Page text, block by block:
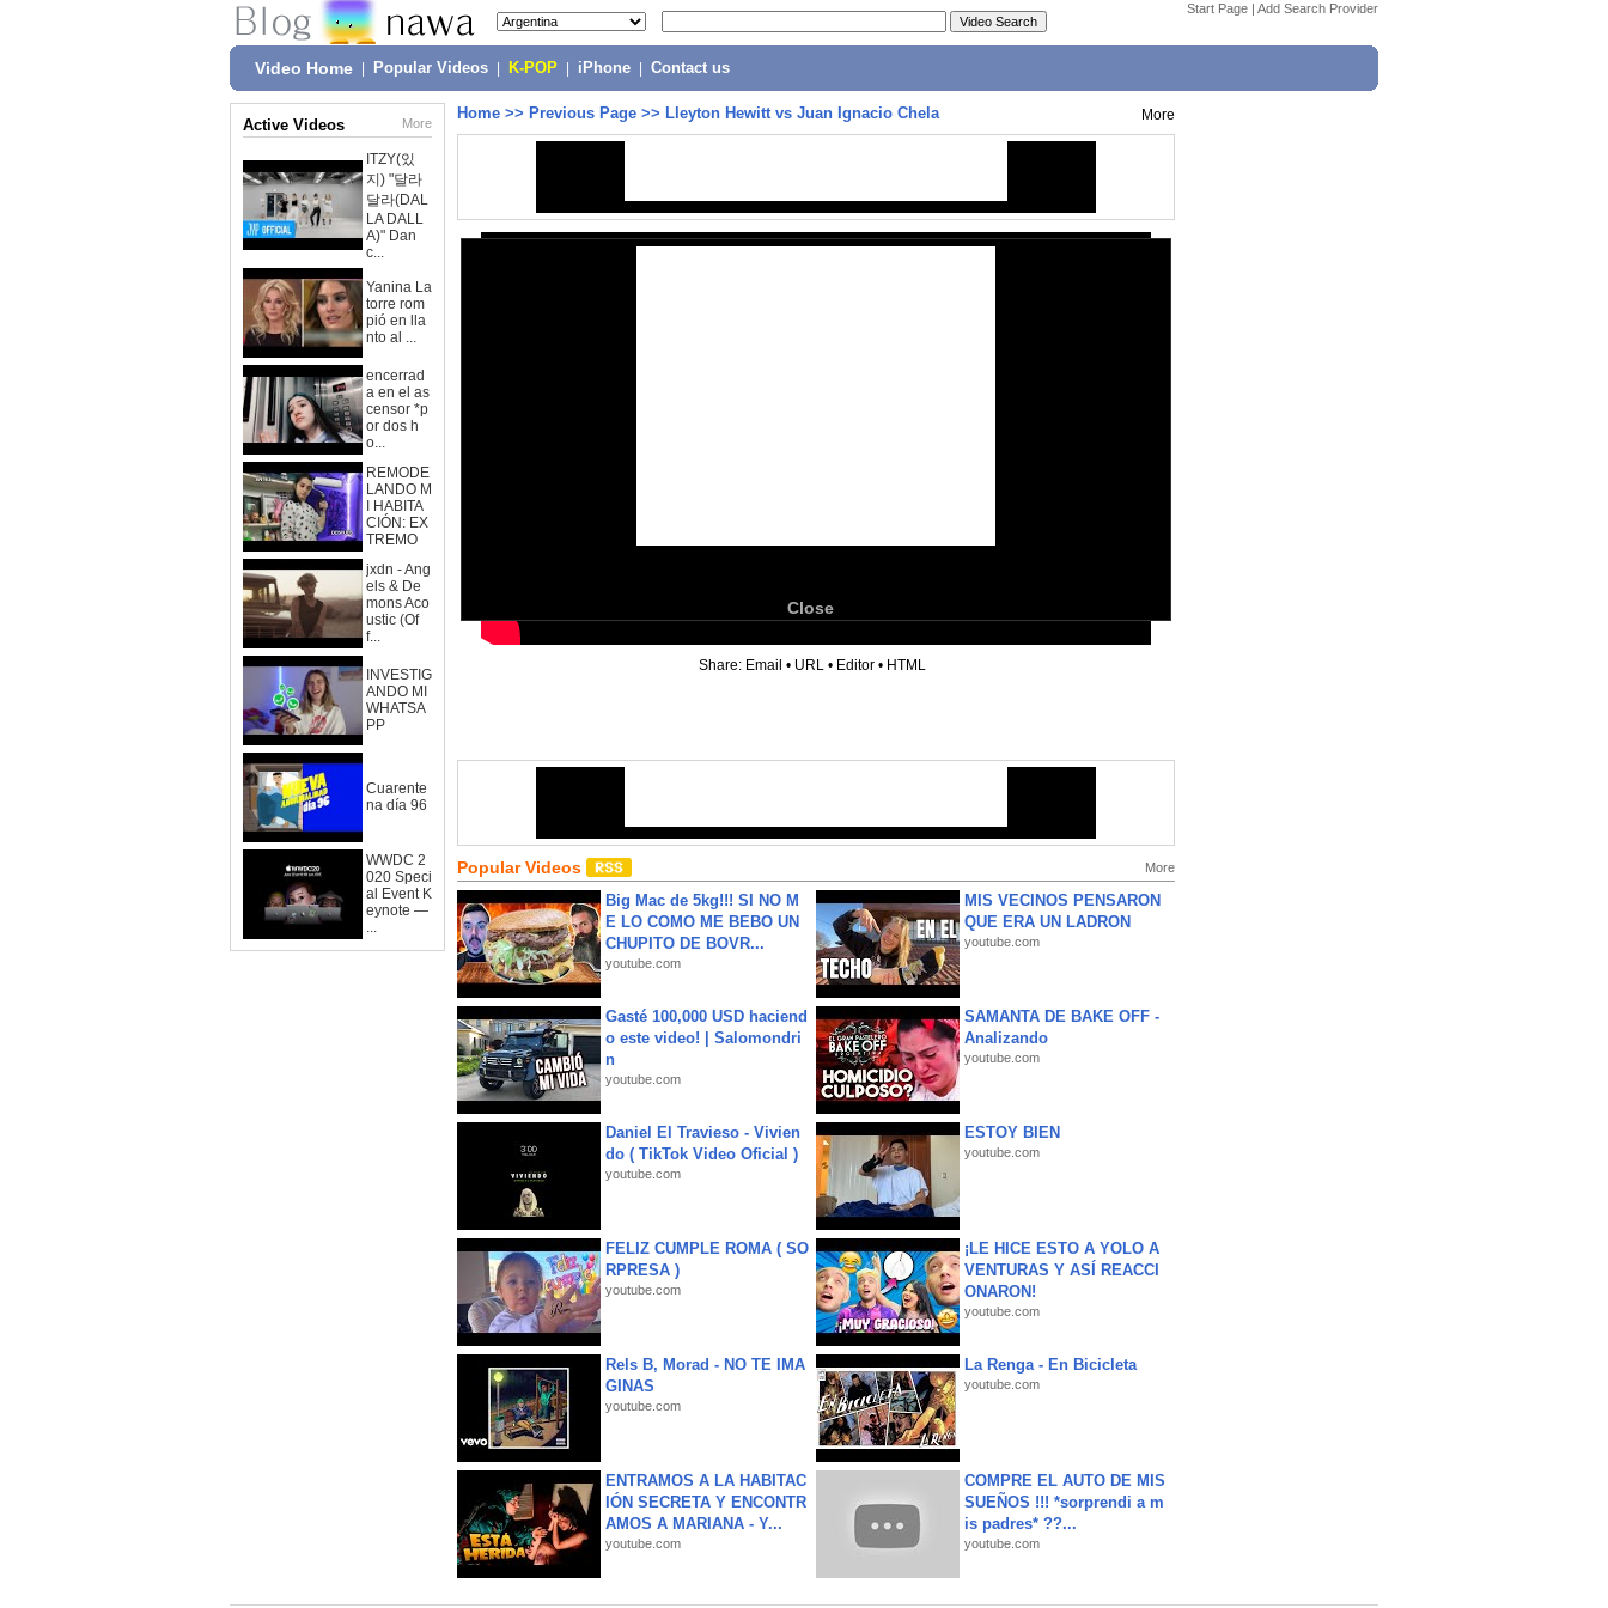
Start Page | Add Search Provider
Video Home Popular Videos K-POP iPhone Contact us
Active Videos More
ITZY(있
지) "달라
달라(DAL
LA DALL
A)" Dan
c...
Yanina La
torre rom
pió en lla
nto al ...
encerrad
a en el as
censor *p
or dos h
o...
REMODE
LANDO M
I HABITA
CIÓN: EX
TREMO
jxdn - Ang
els & De
mons Aco
ustic (Of
f...
INVESTIG
ANDO MI
WHATSA
PP
Cuarente
na día 96
WWDC 2
020 Speci
al Event K
eynote —
...
Home >> Previous Page >> Lleyton Hewitt vs Juan Ignacio Chela More
Close
Share: Email • URL • Editor • HTML
Popular Videos More
Big Mac de 5kg!!! SI NO M
E LO COMO ME BEBO UN
CHUPITO DE BOVR...
youtube.com
MIS VECINOS PENSARON
QUE ERA UN LADRON
youtube.com
Gasté 100,000 USD haciend
o este video! | Salomondri
n
youtube.com
SAMANTA DE BAKE OFF -
Analizando
youtube.com
Daniel El Travieso - Vivien
do ( TikTok Video Oficial )
youtube.com
ESTOY BIEN
youtube.com
FELIZ CUMPLE ROMA ( SO
RPRESA )
youtube.com
¡LE HICE ESTO A YOLO A
VENTURAS Y ASÍ REACCI
ONARON!
youtube.com
Rels B, Morad - NO TE IMA
GINAS
youtube.com
La Renga - En Bicicleta
youtube.com
ENTRAMOS A LA HABITAC
IÓN SECRETA Y ENCONTR
AMOS A MARIANA - Y...
youtube.com
COMPRE EL AUTO DE MIS
SUEÑOS !!! *sorprendi a m
is padres* ??...
youtube.com